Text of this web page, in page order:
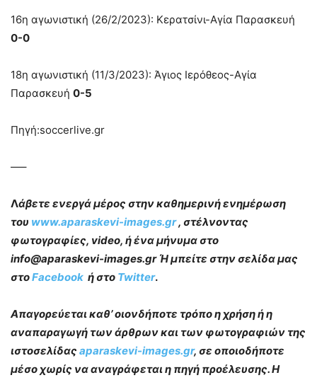
16η αγωνιστική (26/2/2023): Κερατσίνι-Αγία Παρασκευή
0-0
18η αγωνιστική (11/3/2023): Άγιος Ιερόθεος-Αγία
Παρασκευή 0-5
Πηγή:soccerlive.gr
—–
Λάβετε ενεργά μέρος στην καθημερινή ενημέρωση
του www.aparaskevi-images.gr, στέλνοντας
φωτογραφίες, video, ή ένα μήνυμα στο
info@aparaskevi-images.gr Ή μπείτε στην σελίδα μας
στοFacebook ή στο Twitter.
Απαγορεύεται καθ’ οιονδήποτε τρόπο η χρήση ή η
αναπαραγωγή των άρθρων και των φωτογραφιών της
ιστοσελίδας aparaskevi-images.gr, σε οποιοδήποτε
μέσο χωρίς να αναγράφεται η πηγή προέλευσης. Η